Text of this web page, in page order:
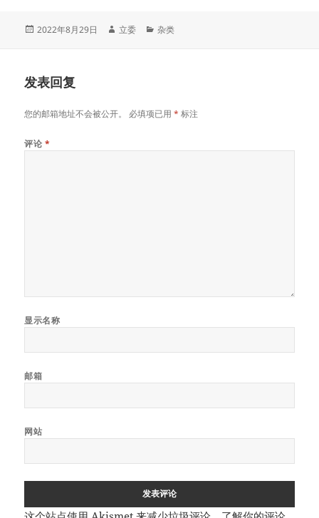
发
2022年8月29日
作
立委
分
杂类
发表回复
您的邮箱地址不会被公开。 必填项已用* 标注
评论 *
显示名称
邮箱
网站